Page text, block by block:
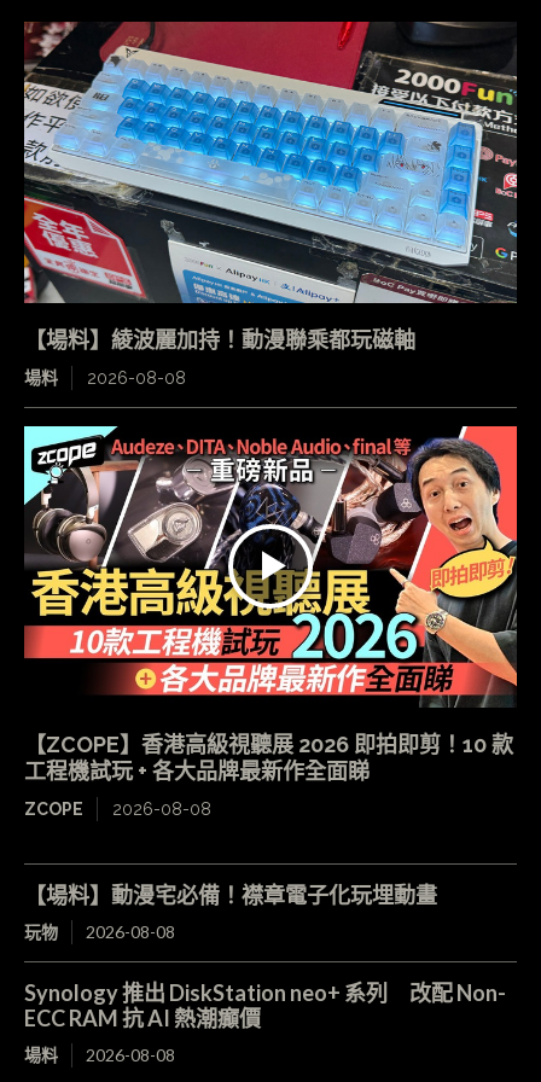
【場料】綾波麗加持！動漫聯乘都玩磁軸
場料 2026-08-08
【ZCOPE】香港高級視聽展 2026 即拍即剪！10 款
工程機試玩 + 各大品牌最新作全面睇
ZCOPE 2026-08-08
【場料】動漫宅必備！襟章電子化玩埋動畫
玩物 2026-08-08
Synology 推出 DiskStation neo+ 系列 改配 Non-
ECC RAM 抗 AI 熱潮癲價
場料 2026-08-08